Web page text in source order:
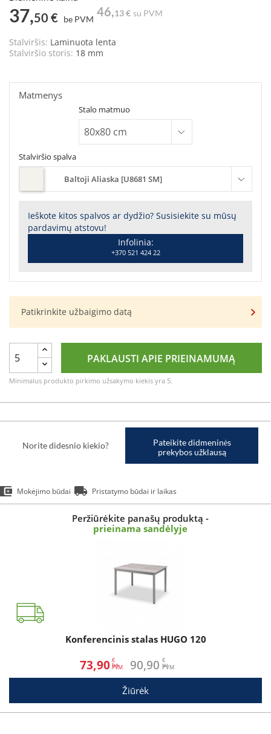
37,50 € be PVM
46,13 € su PVM
Stalviršis: Laminuota lenta
Stalviršio storis: 18 mm
Stalviršio spalva
Baltoji Aliaska [U8681 SM]
Ieškote kitos spalvos ar dydžio? Susisiekite su mūsų
pardavimų atstovu!
Infolinia:
+370 521 424 22
Stalo matmuo
Matmenys
Patikrinkite užbaigimo datą
PAKLAUSTI APIE PRIEINAMUMĄ
Minimalus produkto pirkimo užsakymo kiekis yra 5.
Norite didesnio kiekio?
Pateikite didmeninės
prekybos užklausą
Mokėjimo būdai Pristatymo būdai ir laikas
Peržiūrėkite panašų produktą -
prieinama sandėlyje
Konferencinis stalas HUGO 120
73,90€
be PVM 90,90€
su PVM
Žiūrėk